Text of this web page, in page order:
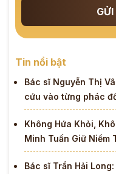
Tin nổi bật
Bác sĩ Nguyễn Thị
cứu vào từng phác
Không Hứa Khỏi,
Minh Tuấn Giữ Niềm
Bác sĩ Trần Hải